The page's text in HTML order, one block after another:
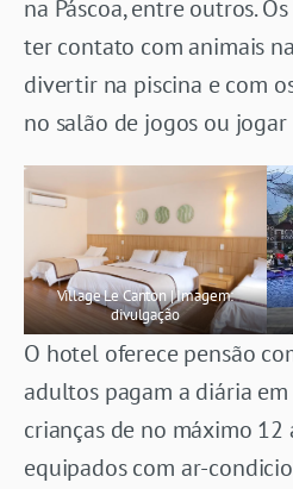
na Páscoa, entre outros.
ter contato com animais
divertir na piscina e com
no salão de jogos ou
Village Le Canton | Imagem:
divulgação
O hotel oferece pensão
adultos pagam a diária
crianças de no máximo 12
equipados com ar-